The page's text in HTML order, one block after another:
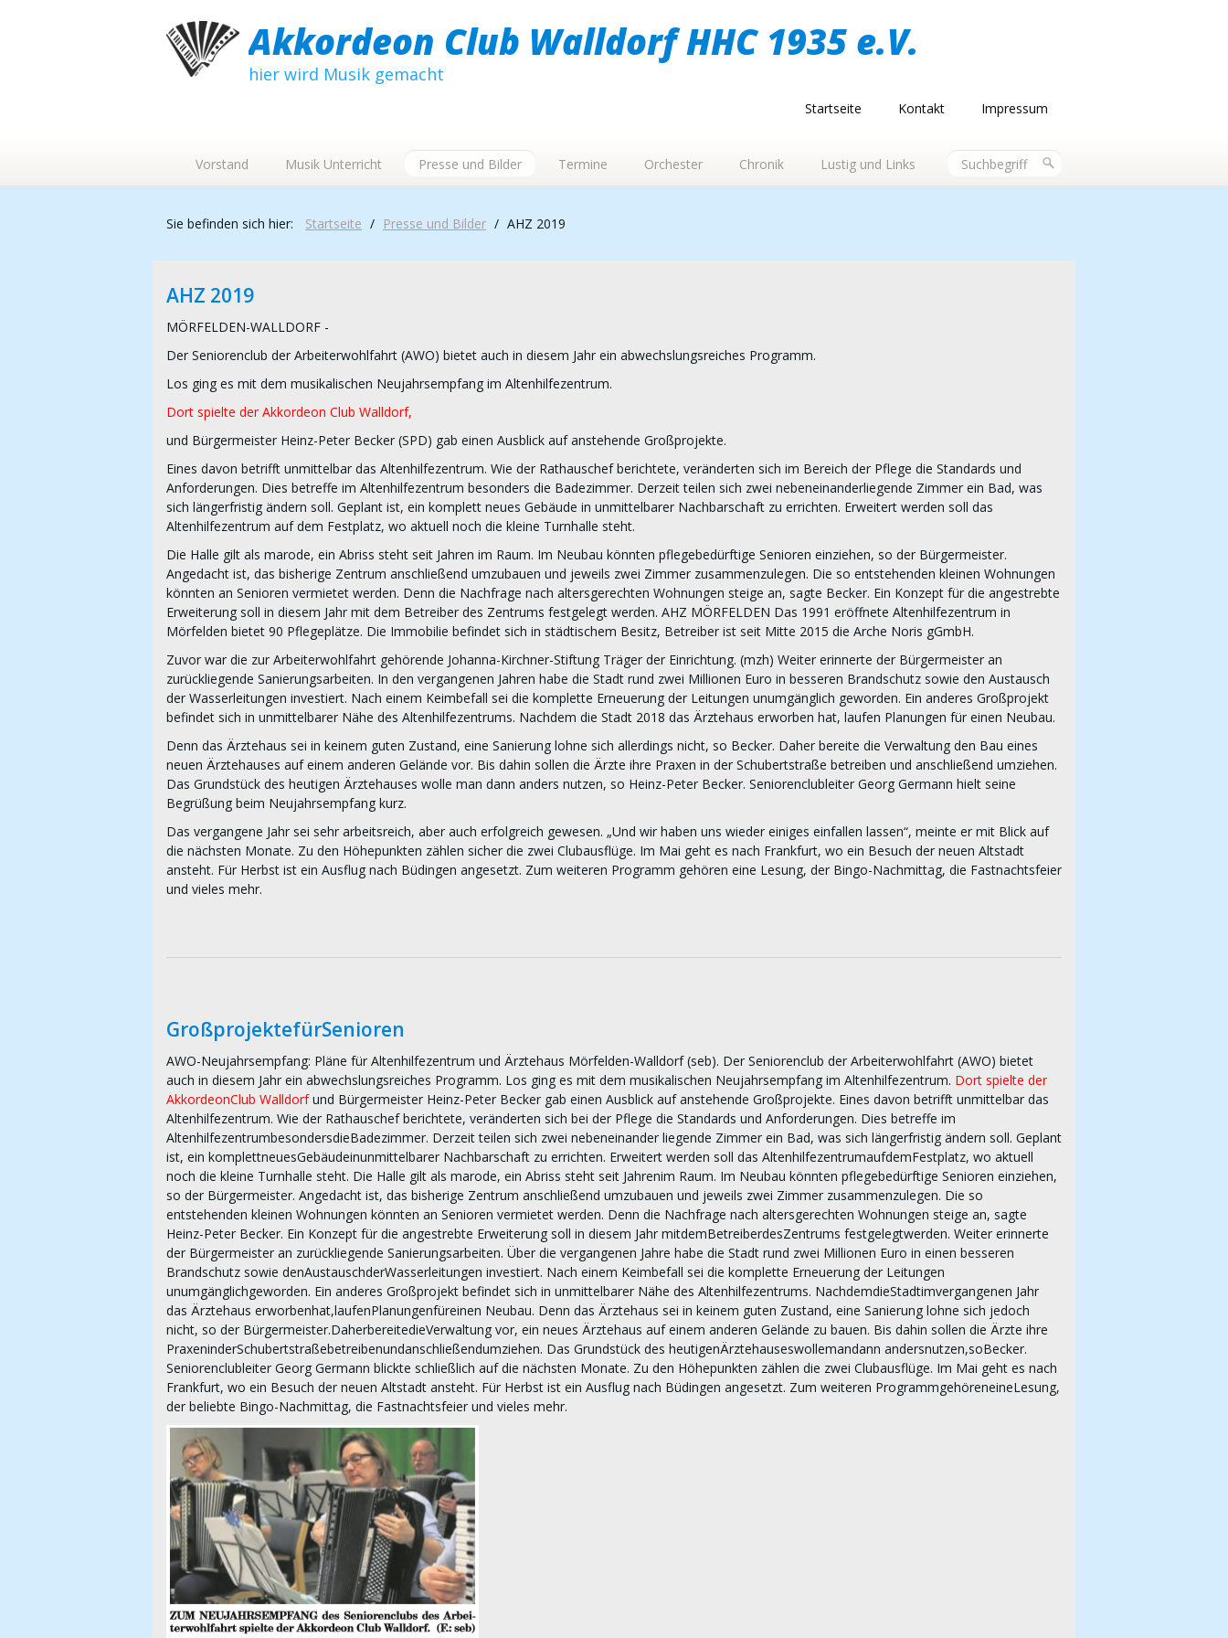
Akkordeon Club Walldorf HHC 1935 e.V.
hier wird Musik gemacht
Startseite Kontakt Impressum
Vorstand Musik Unterricht Presse und Bilder Termine Orchester Chronik Lustig und Links
Sie befinden sich hier: Startseite / Presse und Bilder / AHZ 2019
AHZ 2019
MÖRFELDEN-WALLDORF -
Der Seniorenclub der Arbeiterwohlfahrt (AWO) bietet auch in diesem Jahr ein abwechslungsreiches Programm.
Los ging es mit dem musikalischen Neujahrsempfang im Altenhilfezentrum.
Dort spielte der Akkordeon Club Walldorf,
und Bürgermeister Heinz-Peter Becker (SPD) gab einen Ausblick auf anstehende Großprojekte.
Eines davon betrifft unmittelbar das Altenhilfezentrum. Wie der Rathauschef berichtete, veränderten sich im Bereich der Pflege die Standards und
Anforderungen. Dies betreffe im Altenhilfezentrum besonders die Badezimmer. Derzeit teilen sich zwei nebeneinanderliegende Zimmer ein Bad, was
sich längerfristig ändern soll. Geplant ist, ein komplett neues Gebäude in unmittelbarer Nachbarschaft zu errichten. Erweitert werden soll das
Altenhilfezentrum auf dem Festplatz, wo aktuell noch die kleine Turnhalle steht.
Die Halle gilt als marode, ein Abriss steht seit Jahren im Raum. Im Neubau könnten pflegebedürftige Senioren einziehen, so der Bürgermeister.
Angedacht ist, das bisherige Zentrum anschließend umzubauen und jeweils zwei Zimmer zusammenzulegen. Die so entstehenden kleinen Wohnungen
könnten an Senioren vermietet werden. Denn die Nachfrage nach altersgerechten Wohnungen steige an, sagte Becker. Ein Konzept für die angestrebte
Erweiterung soll in diesem Jahr mit dem Betreiber des Zentrums festgelegt werden. AHZ MÖRFELDEN Das 1991 eröffnete Altenhilfezentrum in
Mörfelden bietet 90 Pflegeplätze. Die Immobilie befindet sich in städtischem Besitz, Betreiber ist seit Mitte 2015 die Arche Noris gGmbH.
Zuvor war die zur Arbeiterwohlfahrt gehörende Johanna-Kirchner-Stiftung Träger der Einrichtung. (mzh) Weiter erinnerte der Bürgermeister an
zurückliegende Sanierungsarbeiten. In den vergangenen Jahren habe die Stadt rund zwei Millionen Euro in besseren Brandschutz sowie den Austausch
der Wasserleitungen investiert. Nach einem Keimbefall sei die komplette Erneuerung der Leitungen unumgänglich geworden. Ein anderes Großprojekt
befindet sich in unmittelbarer Nähe des Altenhilfezentrums. Nachdem die Stadt 2018 das Ärztehaus erworben hat, laufen Planungen für einen Neubau.
Denn das Ärztehaus sei in keinem guten Zustand, eine Sanierung lohne sich allerdings nicht, so Becker. Daher bereite die Verwaltung den Bau eines
neuen Ärztehauses auf einem anderen Gelände vor. Bis dahin sollen die Ärzte ihre Praxen in der Schubertstraße betreiben und anschließend umziehen.
Das Grundstück des heutigen Ärztehauses wolle man dann anders nutzen, so Heinz-Peter Becker. Seniorenclubleiter Georg Germann hielt seine
Begrüßung beim Neujahrsempfang kurz.
Das vergangene Jahr sei sehr arbeitsreich, aber auch erfolgreich gewesen. „Und wir haben uns wieder einiges einfallen lassen“, meinte er mit Blick auf
die nächsten Monate. Zu den Höhepunkten zählen sicher die zwei Clubausflüge. Im Mai geht es nach Frankfurt, wo ein Besuch der neuen Altstadt
ansteht. Für Herbst ist ein Ausflug nach Büdingen angesetzt. Zum weiteren Programm gehören eine Lesung, der Bingo-Nachmittag, die Fastnachtsfeier
und vieles mehr.
GroßprojektefürSenioren
AWO-Neujahrsempfang: Pläne für Altenhilfezentrum und Ärztehaus Mörfelden-Walldorf (seb). Der Seniorenclub der Arbeiterwohlfahrt (AWO) bietet
auch in diesem Jahr ein abwechslungsreiches Programm. Los ging es mit dem musikalischen Neujahrsempfang im Altenhilfezentrum. Dort spielte der
AkkordeonClub Walldorfund Bürgermeister Heinz-Peter Becker gab einen Ausblick auf anstehende Großprojekte. Eines davon betrifft unmittelbar das
Altenhilfezentrum. Wie der Rathauschef berichtete, veränderten sich bei der Pflege die Standards und Anforderungen. Dies betreffe im
AltenhilfezentrumbesondersdieBadezimmer. Derzeit teilen sich zwei nebeneinander liegende Zimmer ein Bad, was sich längerfristig ändern soll. Geplant
ist, ein komplettneuesGebäudeinunmittelbarer Nachbarschaft zu errichten. Erweitert werden soll das AltenhilfezentrumaufdemFestplatz, wo aktuell
noch die kleine Turnhalle steht. Die Halle gilt als marode, ein Abriss steht seit Jahrenim Raum. Im Neubau könnten pflegebedürftige Senioren einziehen,
so der Bürgermeister. Angedacht ist, das bisherige Zentrum anschließend umzubauen und jeweils zwei Zimmer zusammenzulegen. Die so
entstehenden kleinen Wohnungen könnten an Senioren vermietet werden. Denn die Nachfrage nach altersgerechten Wohnungen steige an, sagte
Heinz-Peter Becker. Ein Konzept für die angestrebte Erweiterung soll in diesem Jahr mitdemBetreiberdesZentrums festgelegtwerden. Weiter erinnerte
der Bürgermeister an zurückliegende Sanierungsarbeiten. Über die vergangenen Jahre habe die Stadt rund zwei Millionen Euro in einen besseren
Brandschutz sowie denAustauschderWasserleitungen investiert. Nach einem Keimbefall sei die komplette Erneuerung der Leitungen
unumgänglichgeworden. Ein anderes Großprojekt befindet sich in unmittelbarer Nähe des Altenhilfezentrums. NachdemdieStadtimvergangenen Jahr
das Ärztehaus erworbenhat,laufenPlanungenfüreinen Neubau. Denn das Ärztehaus sei in keinem guten Zustand, eine Sanierung lohne sich jedoch
nicht, so der Bürgermeister.DaherbereitedieVerwaltung vor, ein neues Ärztehaus auf einem anderen Gelände zu bauen. Bis dahin sollen die Ärzte ihre
PraxeninderSchubertstraßebetreibenundanschließendumziehen. Das Grundstück des heutigenÄrztehauseswollemandann andersnutzen,soBecker.
Seniorenclubleiter Georg Germann blickte schließlich auf die nächsten Monate. Zu den Höhepunkten zählen die zwei Clubausflüge. Im Mai geht es nach
Frankfurt, wo ein Besuch der neuen Altstadt ansteht. Für Herbst ist ein Ausflug nach Büdingen angesetzt. Zum weiteren ProgrammgehöreneineLesung,
der beliebte Bingo-Nachmittag, die Fastnachtsfeier und vieles mehr.